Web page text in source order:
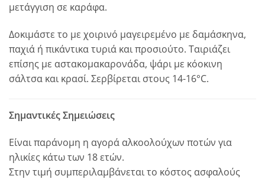
μετάγγιση σε καράφα.
Δοκιμάστε το με χοιρινό μαγειρεμένο με δαμάσκηνα,
παχιά ή πικάντικα τυριά και προσιούτο. Ταιριάζει
επίσης με αστακομακαρονάδα, ψάρι με κόοκινη
σάλτσα και κρασί. Σερβίρεται στους 14-16°C.
Σημαντικές Σημειώσεις
Είναι παράνομη η αγορά αλκοολούχων ποτών για
ηλικίες κάτω των 18 ετών.
Στην τιμή συμπεριλαμβάνεται το κόστος ασφαλούς